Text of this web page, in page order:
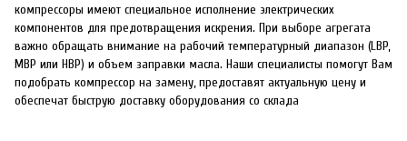
компрессоры имеют специальное исполнение электрических
компонентов для предотвращения искрения. При выборе агрегата
важно обращать внимание на рабочий температурный диапазон (LBP,
MBP или HBP) и объем заправки масла. Наши специалисты помогут Вам
подобрать компрессор на замену, предоставят актуальную цену и
обеспечат быструю доставку оборудования со склада